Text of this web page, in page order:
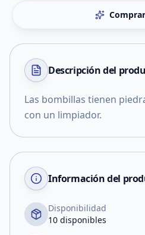
Descripción del
Las bombillas tienen
con un limpiador.
Información del
Disponibilidad
10 disponibles